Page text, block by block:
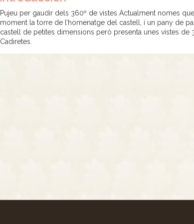
Pujeu per gaudir dels 360º de vistes Actualment nomes
moment la torre de l’homenatge del castell, i un pany de
castell de petites dimensions però presenta unes vistes de
Cadiretes.